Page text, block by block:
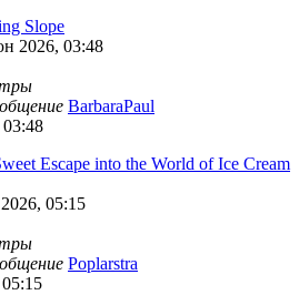
Slope
2026, 03:48
BarbaraPaul
Escape into the World of Ice Cream
05:15
Poplarstra